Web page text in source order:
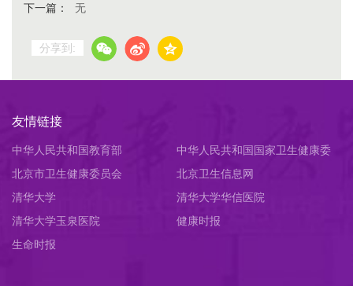
下一篇： 无
分享到:
友情链接
中华人民共和国教育部
中华人民共和国国家卫生健康委
员会
北京市卫生健康委员会
北京卫生信息网
清华大学
清华大学华信医院
清华大学玉泉医院
健康时报
生命时报